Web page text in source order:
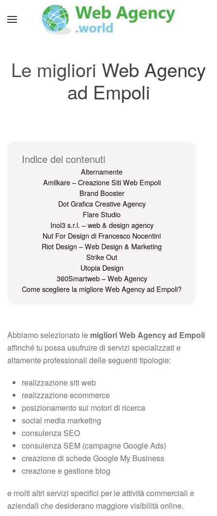
Le migliori Web Agency
ad Empoli
Indice dei contenuti
Alternamente
Amilkare – Creazione Siti Web Empoli
Brand Booster
Dot Grafica Creative Agency
Flare Studio
Inol3 s.r.l. – web & design agency
Nut For Design di Francesco Nocentini
Riot Design – Web Design & Marketing
Strike Out
Utopia Design
360Smartweb – Web Agency
Come scegliere la migliore Web Agency ad Empoli?
Abbiamo selezionato le migliori Web Agency ad Empoli
affinché tu possa usufruire di servizi specializzati e
altamente professionali delle seguenti tipologie:
realizzazione siti web
realizzazione ecommerce
posizionamento sui motori di ricerca
social media marketing
consulenza SEO
consulenza SEM (campagne Google Ads)
creazione di schede Google My Business
creazione e gestione blog
e molti altri servizi specifici per le attività commerciali e
aziendali che desiderano maggiore visibilità online.